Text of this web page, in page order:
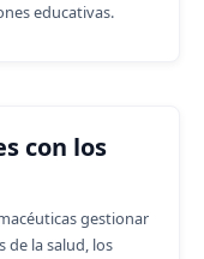
educativas.
con los
gestionar
de la salud, los